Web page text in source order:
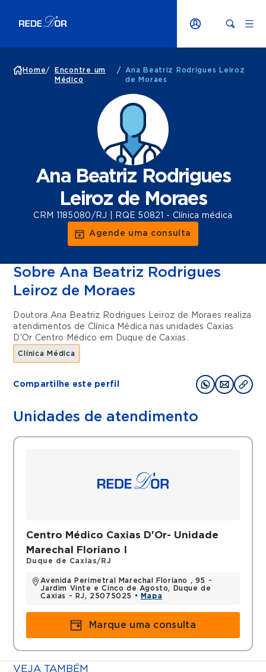
Home/
Encontre um
Médico
/
Ana Beatriz Rodrigues Leiroz
de Moraes
Ana Beatriz Rodrigues
Leiroz de Moraes
CRM 1185080/RJ | RQE 50821 - Clínica médica
Agende uma consulta
Sobre Ana Beatriz Rodrigues
Leiroz de Moraes
Doutora Ana Beatriz Rodrigues Leiroz de Moraes realiza
atendimentos de Clínica Médica nas unidades Caxias
D'Or Centro Médico em Duque de Caxias.
Clínica Médica
Compartilhe este perfil
Unidades de atendimento
Centro Médico Caxias D'Or- Unidade
Marechal Floriano I
Duque de Caxias/RJ
Avenida Perimetral Marechal Floriano , 95 -
Jardim Vinte e Cinco de Agosto, Duque de
Caxias - RJ, 25075025 •
Mapa
Marque uma consulta
VEJA TAMBÉM